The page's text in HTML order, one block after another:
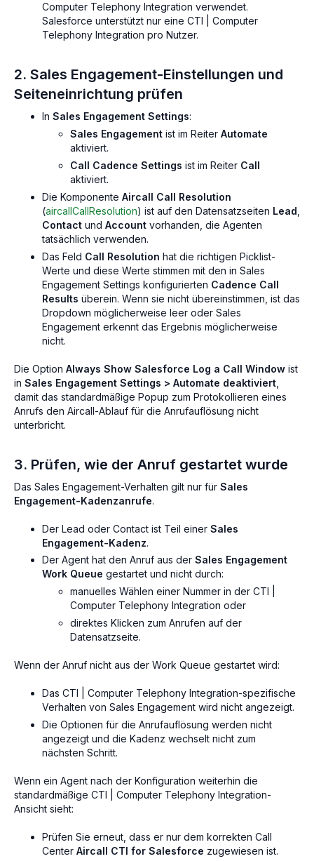
Computer Telephony Integration verwendet.
Salesforce unterstützt nur eine CTI | Computer
Telephony Integration pro Nutzer.
2. Sales Engagement-Einstellungen und
Seiteneinrichtung prüfen
In Sales Engagement Settings:
Sales Engagement ist im Reiter Automate
aktiviert.
Call Cadence Settings ist im Reiter Call
aktiviert.
Die Komponente Aircall Call Resolution
(aircallCallResolution) ist auf den Datensatzseiten Lead
Contact und Account vorhanden, die Agenten
tatsächlich verwenden.
Das Feld Call Resolution hat die richtigen Picklist-
Werte und diese Werte stimmen mit den in Sales
Engagement Settings konfigurierten Cadence Call
Results überein. Wenn sie nicht übereinstimmen, ist das
Dropdown möglicherweise leer oder Sales
Engagement erkennt das Ergebnis möglicherweise
nicht.
Die Option Always Show Salesforce Log a Call Window ist
in Sales Engagement Settings > Automate deaktiviert
damit das standardmäßige Popup zum Protokollieren eines
Anrufs den Aircall-Ablauf für die Anrufauflösung nicht
unterbricht.
3. Prüfen, wie der Anruf gestartet wurde
Das Sales Engagement-Verhalten gilt nur für Sales
Engagement-Kadenzanrufe.
Der Lead oder Contact ist Teil einer Sales
Engagement-Kadenz.
Der Agent hat den Anruf aus der Sales Engagement
Work Queue gestartet und nicht durch:
manuelles Wählen einer Nummer in der CTI |
Computer Telephony Integration oder
direktes Klicken zum Anrufen auf der
Datensatzseite.
Wenn der Anruf nicht aus der Work Queue gestartet wird:
Das CTI | Computer Telephony Integration-spezifische
Verhalten von Sales Engagement wird nicht angezeigt.
Die Optionen für die Anrufauflösung werden nicht
angezeigt und die Kadenz wechselt nicht zum
nächsten Schritt.
Wenn ein Agent nach der Konfiguration weiterhin die
standardmäßige CTI | Computer Telephony Integration-
Ansicht sieht:
Prüfen Sie erneut, dass er nur dem korrekten Call
Center Aircall CTI for Salesforce zugewiesen ist.